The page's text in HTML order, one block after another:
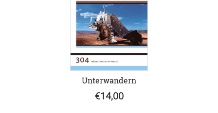
Unterwandern
€14,00